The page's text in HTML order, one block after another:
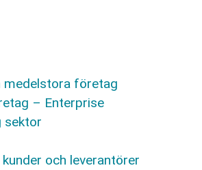
medelstora företag
– Enterprise
sektor
kunder och leverantörer